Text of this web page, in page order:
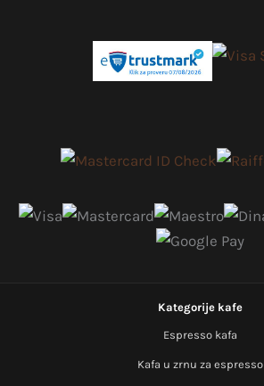
Kategorije kafe
Espresso kafa
Kafa u zrnu za espresso